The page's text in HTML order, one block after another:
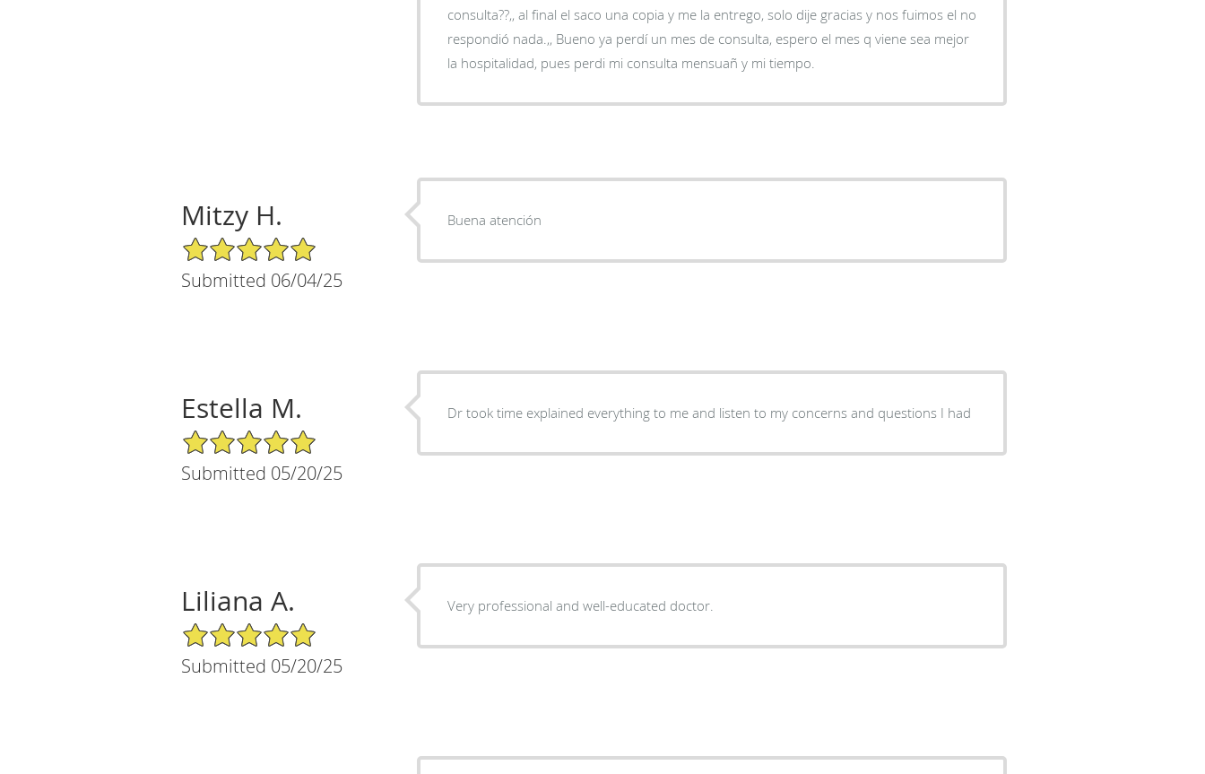
consulta??,, al final el saco una copia y me la entrego, solo dije gracias y nos fuimos el no
respondió nada.,, Bueno ya perdí un mes de consulta, espero el mes q viene sea mejor
la hospitalidad, pues perdi mi consulta mensuañ y mi tiempo.
Mitzy H.
5/5 Star Rating
Submitted 06/04/25
Buena atención
Estella M.
5/5 Star Rating
Submitted 05/20/25
Dr took time explained everything to me and listen to my concerns and questions I had
Liliana A.
5/5 Star Rating
Submitted 05/20/25
Very professional and well-educated doctor.